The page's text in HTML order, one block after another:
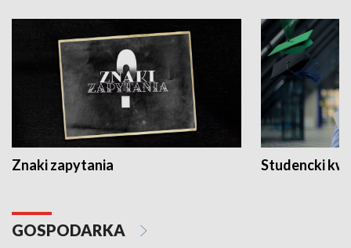
Znaki zapytania Studencki
GOSPODARKA